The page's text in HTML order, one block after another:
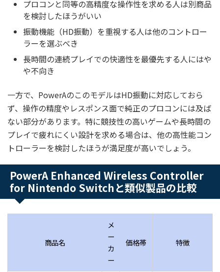
プロコンと同等の高精度な操作性を求める人は別商品
を検討したほうがいい
振動機能（HD振動）を重視する人は他のコントロー
ラーを選ぶべき
長時間の連続プレイでの快適性を最優先する人にはや
や不向き
一方で、PowerAのこのモデルはHD振動に対応しておら
ず、操作の精度やレスポンス面で純正のプロコンには及ば
ない部分があります。特に競技性の高いゲームや長時間の
プレイで疲れにくい設計を求める場合は、他の高性能コン
トローラーを検討したほうが満足度が高いでしょう。
PowerA Enhanced Wireless Controller
for Nintendo Switchと類似製品の比較
商品名
メ
ー
カ
ー
価格帯 特徴